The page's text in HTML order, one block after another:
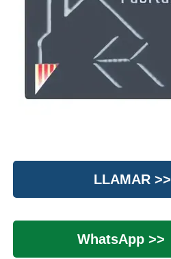
LLAMAR >>
WhatsApp >>